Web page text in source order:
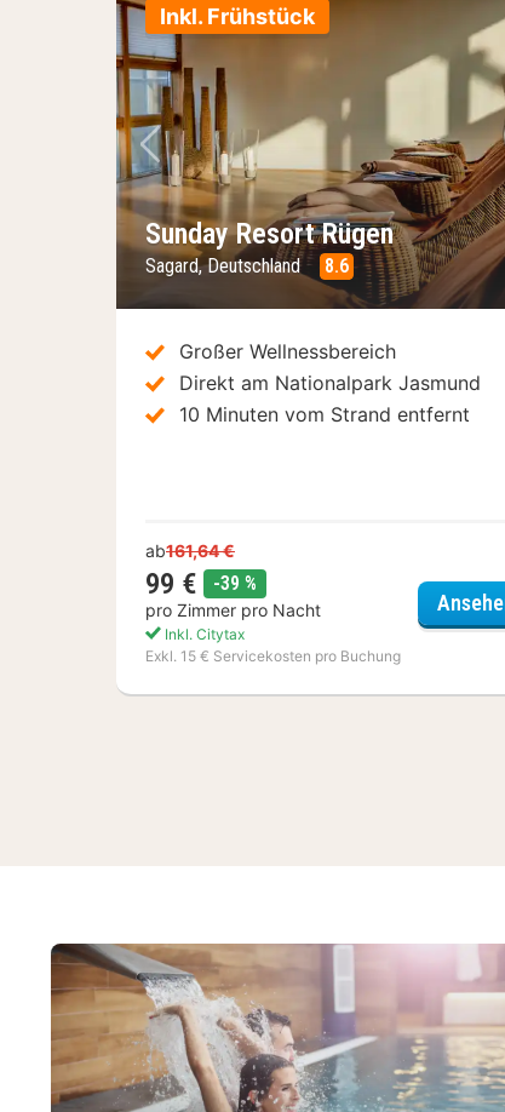
Inkl. Frühstück
Vorheriges Bild
Sunday Resort Rügen
Sagard, Deutschland 8.6
Großer Wellnessbereich
Direkt am Nationalpark Jasmund
10 Minuten vom Strand entfernt
ab161,64 €
99 € -39 %
pro Zimmer pro Nacht
Inkl. Citytax
Exkl. 15 € Servicekosten pro Buchung